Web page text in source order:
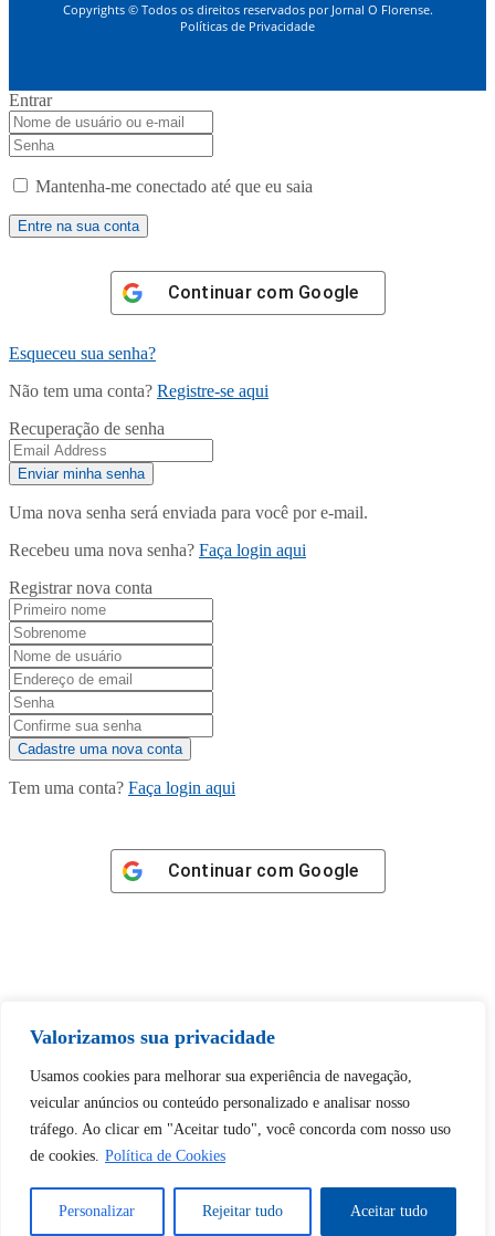
Valorizamos sua privacidade
Usamos cookies para melhorar sua experiência de navegação,
veicular anúncios ou conteúdo personalizado e analisar nosso
tráfego. Ao clicar em "Aceitar tudo", você concorda com nosso uso
de cookies. Política de Cookies
Personalizar Rejeitar tudo Aceitar tudo
Copyrights © Todos os direitos reservados por Jornal O Florense.
Políticas de Privacidade
Entrar
Mantenha-me conectado até que eu saia
Continuar com Google
Esqueceu sua senha?
Não tem uma conta? Registre-se aqui
Recuperação de senha
Uma nova senha será enviada para você por e-mail.
Recebeu uma nova senha? Faça login aqui
Registrar nova conta
Tem uma conta? Faça login aqui
Continuar com Google
Tem certeza de que deseja
desbloquear esta publicação?